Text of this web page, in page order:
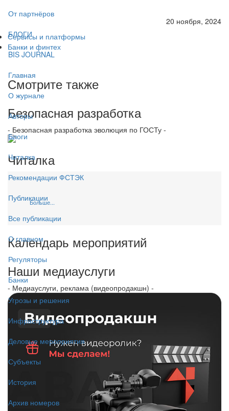
От партнёров
БЛОГИ
BIS JOURNAL
Главная
О журнале
Авторы
Блоги
Читалка
Рекомендации ФСТЭК
Публикации
Все публикации
О главном
Регуляторы
Банки
Угрозы и решения
Инфраструктура
Деловые мероприятия
Субъекты
История
Архив номеров
20 ноября, 2024
Сервисы и платформы
Банки и финтех
Смотрите также
Безопасная разработка
- Безопасная разработка эволюция по ГОСТу -
Читалка
Больше...
Календарь мероприятий
Наши медиауслуги
- Медиауслуги, реклама (видеопродакшн) -